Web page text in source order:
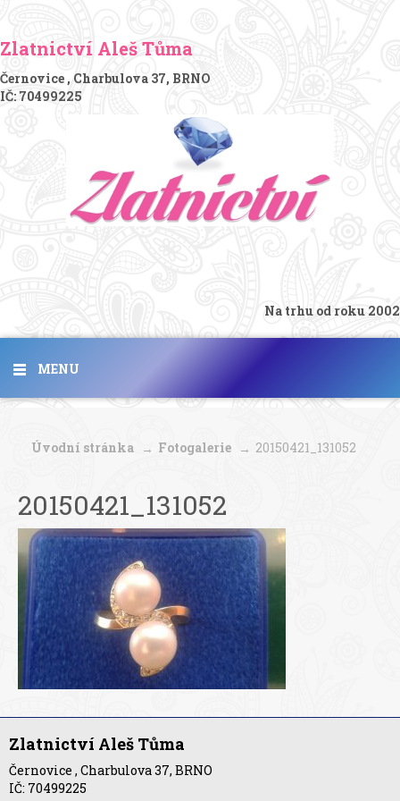
Zlatnictví Aleš Tůma
Černovice , Charbulova 37, BRNO
IČ: 70499225
Na trhu od roku 2002
MENU
Úvodní stránka Fotogalerie 20150421_131052
20150421_131052
Zlatnictví Aleš Tůma
Černovice , Charbulova 37, BRNO
IČ: 70499225